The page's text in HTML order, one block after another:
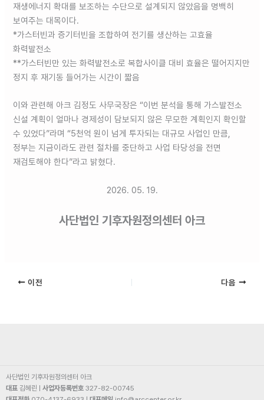
재생에너지 확대를 보조하는 수단으로 설계되지 않았음을 명백히
보여주는 대목이다.
*가스터빈과 증기터빈을 조합하여 전기를 생산하는 고효율
화력발전소
**가스터빈만 있는 화력발전소로 복합사이클 대비 효율은 떨어지지만
정지 후 재기동 들어가는 시간이 짧음
이와 관련해 아크 김정도 사무국장은 “이번 분석을 통해 가스발전소
신설 계획이 얼마나 경제성이 담보되지 않은 무모한 계획인지 확인할
수 있었다”라며 “5천억 원이 넘게 투자되는 대규모 사업인 만큼,
정부는 지금이라도 관련 절차를 중단하고 사업 타당성을 전면
재검토해야 한다”라고 밝혔다.
2026. 05. 19.
사단법인 기후자원정의센터 아크
이전 다음
사단법인 기후자원정의센터 아크
대표 김혜린 | 사업자등록번호 327-82-00745